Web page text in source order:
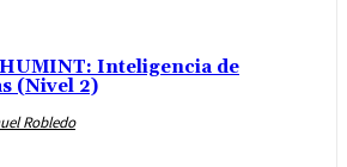
Inteligencia de
(Nivel 2)
Robledo